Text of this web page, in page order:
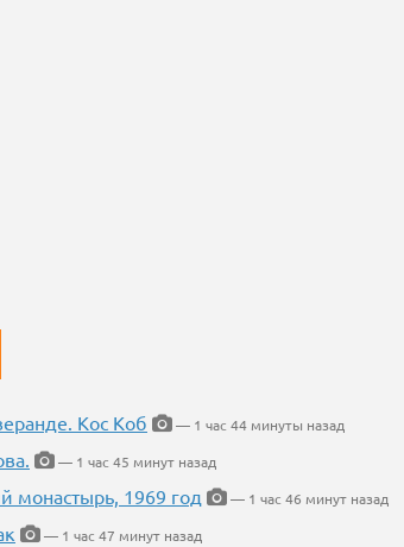
Кос Коб
— 1 час 44 минуты назад
— 1 час 45 минут назад
монастырь, 1969 год
— 1 час 46 минут назад
— 1 час 47 минут назад